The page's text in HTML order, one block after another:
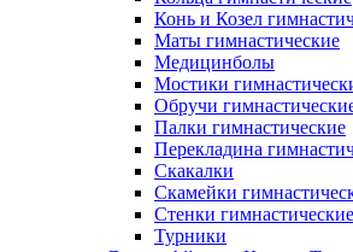
Конь и Козел
Маты гимнастические
Медицинболы
Мостики
Обручи
Палки гимнастические
Перекладина
Скакалки
Скамейки
Стенки гимнастические
Турники